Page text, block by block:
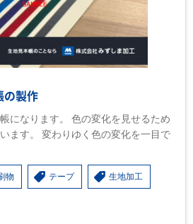
の製作
になります。 色の変化を見せるため
ます。 変わりゆく色の変化を一目で
物 テープ 生地加工